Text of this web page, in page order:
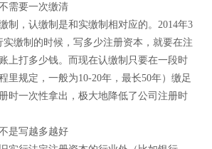
要一次缴清
，认缴制是和实缴制相对应的。2014年3
实缴制的时候，写多少注册资本，就要在注
上打多少钱。而现在认缴制只要在一段时
里规定，一般为10-20年，最长50年）缴足
时一次性拿出，极大地降低了公司注册时
写越多越好